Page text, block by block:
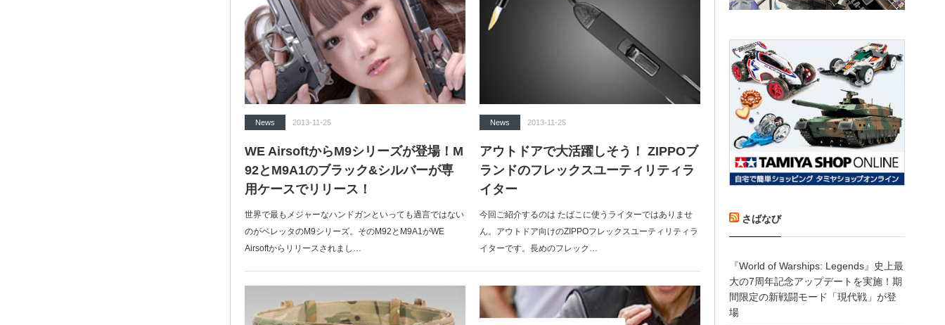
News 2013-11-25
WE AirsoftからM9シリーズが登場！M
92とM9A1のブラック&シルバーが専
用ケースでリリース！
世界で最もメジャーなハンドガンといっても過言ではない
のがベレッタのM9シリーズ。そのM92とM9A1がWE
Airsoftからリリースされまし…
News 2013-11-25
アウトドアで大活躍しそう！ ZIPPOブ
ランドのフレックスユーティリティラ
イター
今回ご紹介するのは たばこに使うライターではありませ
ん。アウトドア向けのZIPPOフレックスユーティリティラ
イターです。長めのフレック…
さばなび
『World of Warships: Legends』史上最
大の7周年記念アップデートを実施！期
間限定の新戦闘モード「現代戦」が登
場